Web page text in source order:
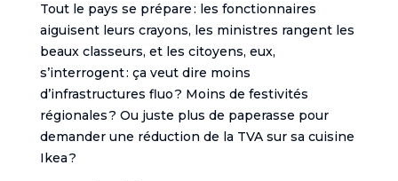
Tout le pays se prépare : les fonctionnaires
aiguisent leurs crayons, les ministres rangent les
beaux classeurs, et les citoyens, eux,
s’interrogent : ça veut dire moins
d’infrastructures fluo ? Moins de festivités
régionales ? Ou juste plus de paperasse pour
demander une réduction de la TVA sur sa cuisine
Ikea ?